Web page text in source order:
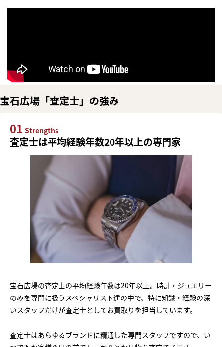
宝石広場「査定士」の強み
01 Strengths
査定士は平均経験年数20年以上の専門家
宝石広場の査定士の平均経験年数は20年以上。時計・ジュエリー
のみを専門に扱うスペシャリスト達の中で、特に知識・経験の深
いスタッフだけが査定士としてお買取りを担当しています。
査定士はあらゆるブランドに精通した専門スタッフですので、い